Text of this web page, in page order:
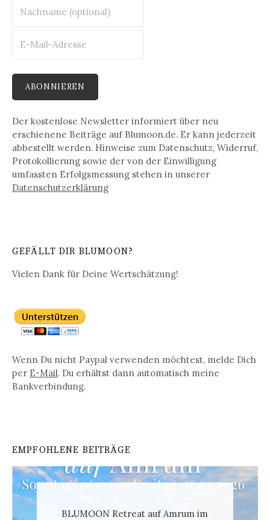
Der kostenlose Newsletter informiert über neu
erschienene Beiträge auf Blumoon.de. Er kann jederzeit
abbestellt werden. Hinweise zum Datenschutz, Widerruf,
Protokollierung sowie der von der Einwilligung
umfassten Erfolgsmessung stehen in unserer
Datenschutz­erklärung
GEFÄLLT DIR BLUMOON?
Vielen Dank für Deine Wertschätzung!
Wenn Du nicht Paypal verwenden möchtest, melde Dich
per E-Mail. Du erhältst dann automatisch meine
Bankverbindung.
EMPFOHLENE BEITRÄGE
BLUMOON Retreat auf Amrum im